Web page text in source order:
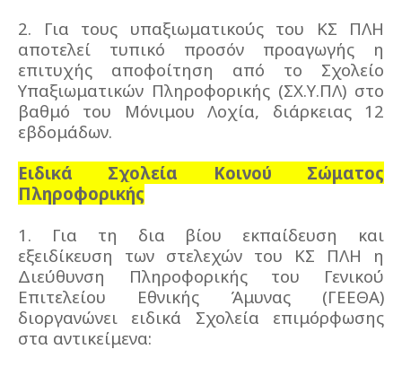
2. Για τους υπαξιωματικούς του ΚΣ ΠΛΗ
αποτελεί τυπικό προσόν προαγωγής η
επιτυχής αποφοίτηση από το Σχολείο
Υπαξιωματικών Πληροφορικής (ΣΧ.Υ.ΠΛ) στο
βαθμό του Μόνιμου Λοχία, διάρκειας 12
εβδομάδων.
Ειδικά Σχολεία Κοινού Σώματος
Πληροφορικής
1. Για τη δια βίου εκπαίδευση και
εξειδίκευση των στελεχών του ΚΣ ΠΛΗ η
Διεύθυνση Πληροφορικής του Γενικού
Επιτελείου Εθνικής Άμυνας (ΓΕΕΘΑ)
διοργανώνει ειδικά Σχολεία επιμόρφωσης
στα αντικείμενα: